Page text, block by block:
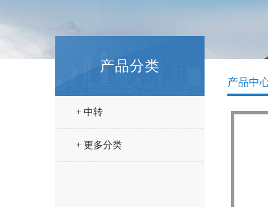
产品分类
+ 中转
+ 更多分类
产品中